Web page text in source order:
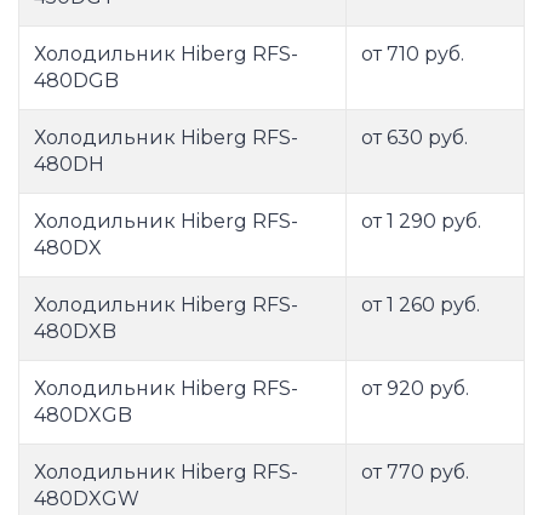
Холодильник Hiberg RFS-
480DGB
от 710 руб.
Холодильник Hiberg RFS-
480DH
от 630 руб.
Холодильник Hiberg RFS-
480DX
от 1 290 руб.
Холодильник Hiberg RFS-
480DXB
от 1 260 руб.
Холодильник Hiberg RFS-
480DXGB
от 920 руб.
Холодильник Hiberg RFS-
480DXGW
от 770 руб.